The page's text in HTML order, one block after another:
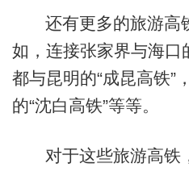
还有更多的旅游高
如，连接张家界与海口
都与昆明的“成昆高铁”
的“沈白高铁”等等。
对于这些旅游高铁